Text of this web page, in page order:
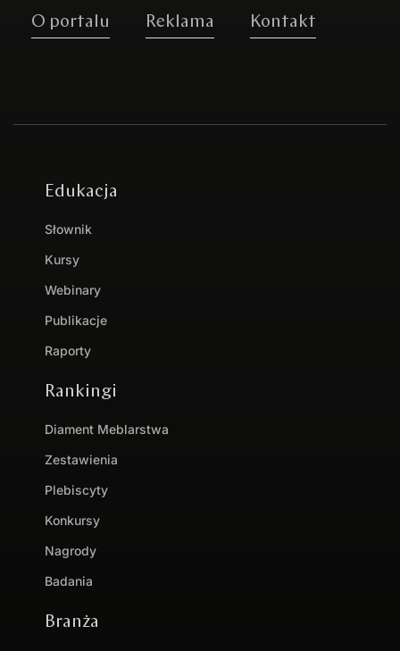
O portalu Reklama Kontakt
Edukacja
Słownik
Kursy
Webinary
Publikacje
Raporty
Rankingi
Diament Meblarstwa
Zestawienia
Plebiscyty
Konkursy
Nagrody
Badania
Branża